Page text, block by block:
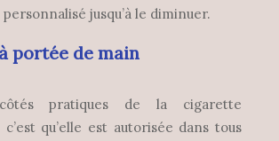
jusqu’à le diminuer.
portée de main
pratiques de la cigarette
qu’elle est autorisée dans tous